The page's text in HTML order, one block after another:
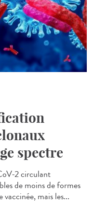
spectre
2 circulant
de moins de formes
vaccinée, mais les...